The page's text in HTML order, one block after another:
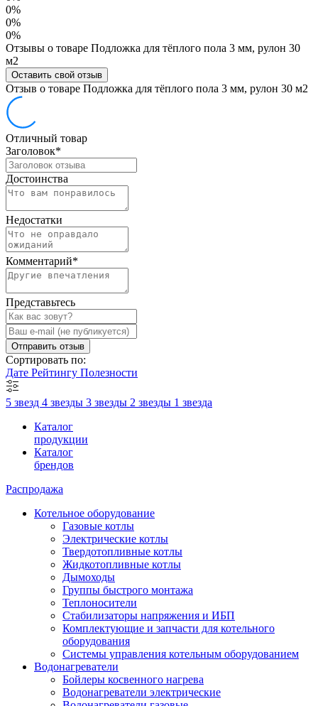
0%
0%
0%
Отзывы о товаре Подложка для тёплого пола 3 мм, рулон 30
м2
Оставить свой отзыв
Отзыв о товаре Подложка для тёплого пола 3 мм, рулон 30 м2
Отличный товар
Заголовок*
Достоинства
Недостатки
Комментарий*
Представьтесь
Отправить отзыв
Сортировать по:
Дате Рейтингу Полезности
5 звезд 4 звезды 3 звезды 2 звезды 1 звезда
Каталог
продукции
Каталог
брендов
Распродажа
Котельное оборудование
Газовые котлы
Электрические котлы
Твердотопливные котлы
Жидкотопливные котлы
Дымоходы
Группы быстрого монтажа
Теплоносители
Стабилизаторы напряжения и ИБП
Комплектующие и запчасти для котельного
оборудования
Системы управления котельным оборудованием
Водонагреватели
Бойлеры косвенного нагрева
Водонагреватели электрические